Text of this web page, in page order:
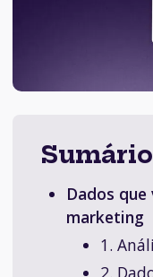
Sumário
Dados
marketing
1.
2.